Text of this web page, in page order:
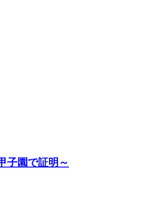
子園で証明～